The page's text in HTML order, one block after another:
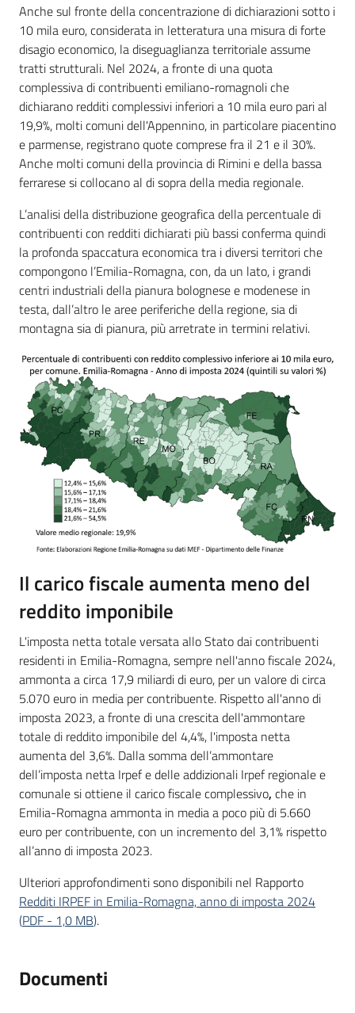
Anche sul fronte della concentrazione di dichiarazioni sotto i
10 mila euro, considerata in letteratura una misura di forte
disagio economico, la diseguaglianza territoriale assume
tratti strutturali. Nel 2024, a fronte di una quota
complessiva di contribuenti emiliano-romagnoli che
dichiarano redditi complessivi inferiori a 10 mila euro pari al
19,9%, molti comuni dell'Appennino, in particolare piacentino
e parmense, registrano quote comprese fra il 21 e il 30%.
Anche molti comuni della provincia di Rimini e della bassa
ferrarese si collocano al di sopra della media regionale.
L’analisi della distribuzione geografica della percentuale di
contribuenti con redditi dichiarati più bassi conferma quindi
la profonda spaccatura economica tra i diversi territori che
compongono l’Emilia-Romagna, con, da un lato, i grandi
centri industriali della pianura bolognese e modenese in
testa, dall’altro le aree periferiche della regione, sia di
montagna sia di pianura, più arretrate in termini relativi.
Il carico fiscale aumenta meno del
reddito imponibile
L'imposta netta totale versata allo Stato dai contribuenti
residenti in Emilia-Romagna, sempre nell'anno fiscale 2024,
ammonta a circa 17,9 miliardi di euro, per un valore di circa
5.070 euro in media per contribuente. Rispetto all'anno di
imposta 2023, a fronte di una crescita dell'ammontare
totale di reddito imponibile del 4,4%, l'imposta netta
aumenta del 3,6%. Dalla somma dell’ammontare
dell’imposta netta Irpef e delle addizionali Irpef regionale e
comunale si ottiene il carico fiscale complessivo, che in
Emilia-Romagna ammonta in media a poco più di 5.660
euro per contribuente, con un incremento del 3,1% rispetto
all’anno di imposta 2023.
Ulteriori approfondimenti sono disponibili nel Rapporto
Redditi IRPEF in Emilia-Romagna, anno di imposta 2024
(PDF - 1,0 MB).
Documenti